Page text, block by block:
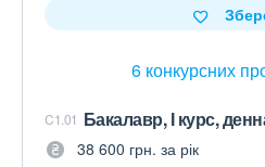
6 конкурсних
C1.01 Бакалавр, І курс,
38 600 грн. за рік